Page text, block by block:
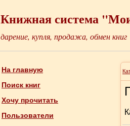
Книжная система
дарение, купля, продажа, обмен книг
На главную
Поиск книг
Хочу прочитать
Пользователи